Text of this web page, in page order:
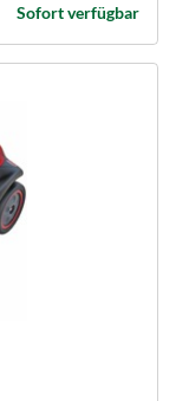
Sofort verfügbar